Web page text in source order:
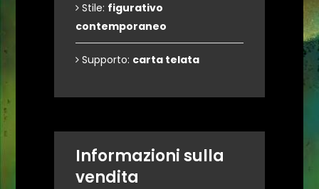
Stile: figurativo
contemporaneo
Supporto: carta telata
Informazioni sulla
vendita